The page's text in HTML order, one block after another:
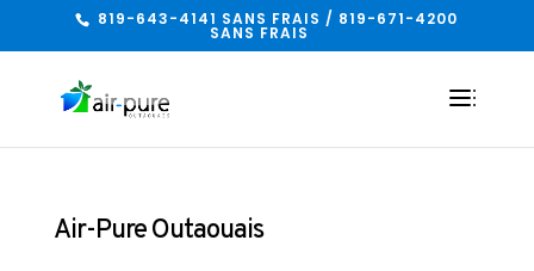
819-643-4141 SANS FRAIS / 819-671-4200
SANS FRAIS
Air-Pure Outaouais